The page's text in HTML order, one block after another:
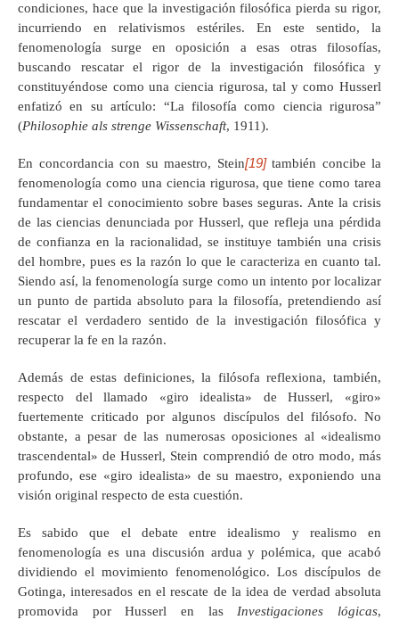
condiciones, hace que la investigación filosófica pierda su rigor,
incurriendo en relativismos estériles. En este sentido, la
fenomenología surge en oposición a esas otras filosofías,
buscando rescatar el rigor de la investigación filosófica y
constituyéndose como una ciencia rigurosa, tal y como Husserl
enfatizó en su artículo: “La filosofía como ciencia rigurosa”
(Philosophie als strenge Wissenschaft, 1911).
En concordancia con su maestro, Stein[19]también concibe la
fenomenología como una ciencia rigurosa, que tiene como tarea
fundamentar el conocimiento sobre bases seguras. Ante la crisis
de las ciencias denunciada por Husserl, que refleja una pérdida
de confianza en la racionalidad, se instituye también una crisis
del hombre, pues es la razón lo que le caracteriza en cuanto tal.
Siendo así, la fenomenología surge como un intento por localizar
un punto de partida absoluto para la filosofía, pretendiendo así
rescatar el verdadero sentido de la investigación filosófica y
recuperar la fe en la razón.
Además de estas definiciones, la filósofa reflexiona, también,
respecto del llamado «giro idealista» de Husserl, «giro»
fuertemente criticado por algunos discípulos del filósofo. No
obstante, a pesar de las numerosas oposiciones al «idealismo
trascendental» de Husserl, Stein comprendió de otro modo, más
profundo, ese «giro idealista» de su maestro, exponiendo una
visión original respecto de esta cuestión.
Es sabido que el debate entre idealismo y realismo en
fenomenología es una discusión ardua y polémica, que acabó
dividiendo el movimiento fenomenológico. Los discípulos de
Gotinga, interesados en el rescate de la idea de verdad absoluta
promovida por Husserl en lasInvestigaciones lógicas,